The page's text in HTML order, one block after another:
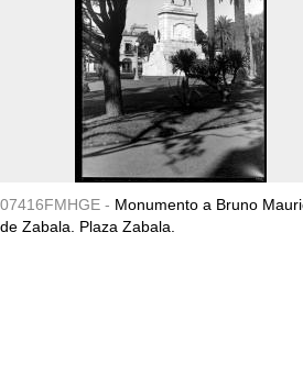
07416FMHGE - Monumento a Bruno
de Zabala. Plaza Zabala.